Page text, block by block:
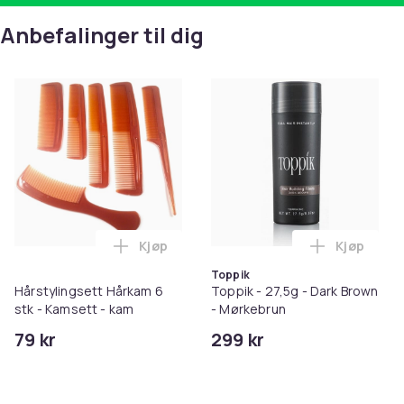
Anbefalinger til dig
Hårstylingsett Hårkam 6
stk - Kamsett - kam
79 kr
Legg Hårstylingsett Hårkam 6 stk -
Kjøp
Toppik
Toppik - 27,5g - Dark Brown
- Mørkebrun
299 kr
Legg
Kjøp